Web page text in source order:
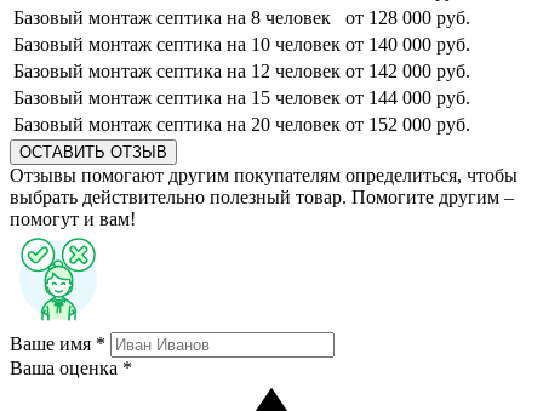
Базовый монтаж септика на 8 человек
от 128 000 руб.
Базовый монтаж септика на 10 человек от 140 000 руб.
Базовый монтаж септика на 12 человек от 142 000 руб.
Базовый монтаж септика на 15 человек от 144 000 руб.
Базовый монтаж септика на 20 человек от 152 000 руб.
ОСТАВИТЬ ОТЗЫВ
Отзывы помогают другим покупателям определиться, чтобы
выбрать действительно полезный товар. Помогите другим –
помогут и вам!
Ваше имя *
Ваша оценка *